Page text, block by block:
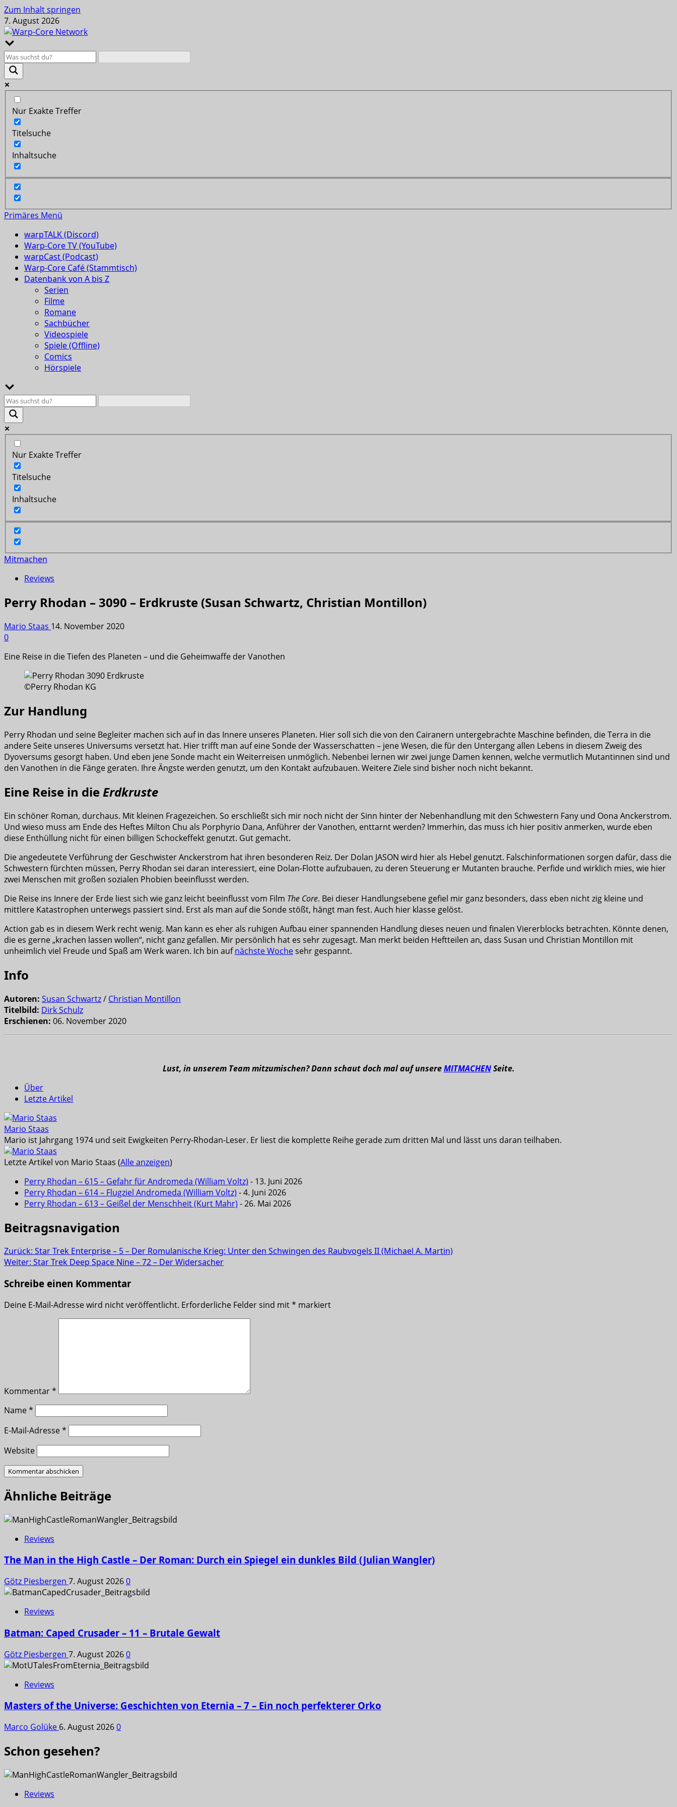
Zum Inhalt springen
7. August 2026
Nur Exakte Treffer
Titelsuche
Inhaltsuche
Primäres Menü
warpTALK (Discord)
Warp-Core TV (YouTube)
warpCast (Podcast)
Warp-Core Café (Stammtisch)
Datenbank von A bis Z
Serien
Filme
Romane
Sachbücher
Videospiele
Spiele (Offline)
Comics
Hörspiele
Nur Exakte Treffer
Titelsuche
Inhaltsuche
Mitmachen
Reviews
Perry Rhodan – 3090 – Erdkruste (Susan Schwartz, Christian Montillon)
Mario Staas 14. November 2020
0
Eine Reise in die Tiefen des Planeten – und die Geheimwaffe der Vanothen
©Perry Rhodan KG
Zur Handlung
Perry Rhodan und seine Begleiter machen sich auf in das Innere unseres Planeten. Hier soll sich die von den Cairanern untergebrachte Maschine befinden, die Terra in die
andere Seite unseres Universums versetzt hat. Hier trifft man auf eine Sonde der Wasserschatten – jene Wesen, die für den Untergang allen Lebens in diesem Zweig des
Dyoversums gesorgt haben. Und eben jene Sonde macht ein Weiterreisen unmöglich. Nebenbei lernen wir zwei junge Damen kennen, welche vermutlich Mutantinnen sind und
den Vanothen in die Fänge geraten. Ihre Ängste werden genutzt, um den Kontakt aufzubauen. Weitere Ziele sind bisher noch nicht bekannt.
Eine Reise in dieErdkruste
Ein schöner Roman, durchaus. Mit kleinen Fragezeichen. So erschließt sich mir noch nicht der Sinn hinter der Nebenhandlung mit den Schwestern Fany und Oona Anckerstrom.
Und wieso muss am Ende des Heftes Milton Chu als Porphyrio Dana, Anführer der Vanothen, enttarnt werden? Immerhin, das muss ich hier positiv anmerken, wurde eben
diese Enthüllung nicht für einen billigen Schockeffekt genutzt. Gut gemacht.
Die angedeutete Verführung der Geschwister Anckerstrom hat ihren besonderen Reiz. Der Dolan JASON wird hier als Hebel genutzt. Falschinformationen sorgen dafür, dass die
Schwestern fürchten müssen, Perry Rhodan sei daran interessiert, eine Dolan-Flotte aufzubauen, zu deren Steuerung er Mutanten brauche. Perfide und wirklich mies, wie hier
zwei Menschen mit großen sozialen Phobien beeinflusst werden.
Die Reise ins Innere der Erde liest sich wie ganz leicht beeinflusst vom Film The Core. Bei dieser Handlungsebene gefiel mir ganz besonders, dass eben nicht zig kleine und
mittlere Katastrophen unterwegs passiert sind. Erst als man auf die Sonde stößt, hängt man fest. Auch hier klasse gelöst.
Action gab es in diesem Werk recht wenig. Man kann es eher als ruhigen Aufbau einer spannenden Handlung dieses neuen und finalen Viererblocks betrachten. Könnte denen,
die es gerne „krachen lassen wollen“, nicht ganz gefallen. Mir persönlich hat es sehr zugesagt. Man merkt beiden Heftteilen an, dass Susan und Christian Montillon mit
unheimlich viel Freude und Spaß am Werk waren. Ich bin aufnächste Wochesehr gespannt.
Info
Autoren: Susan Schwartz/ Christian Montillon
Titelbild: Dirk Schulz
Erschienen: 06. November 2020
Lust, in unserem Team mitzumischen? Dann schaut doch mal auf unsereMITMACHENSeite.
Über
Letzte Artikel
Mario Staas
Mario ist Jahrgang 1974 und seit Ewigkeiten Perry-Rhodan-Leser. Er liest die komplette Reihe gerade zum dritten Mal und lässt uns daran teilhaben.
Letzte Artikel von Mario Staas (Alle anzeigen)
Perry Rhodan – 615 – Gefahr für Andromeda (William Voltz) - 13. Juni 2026
Perry Rhodan – 614 – Flugziel Andromeda (William Voltz) - 4. Juni 2026
Perry Rhodan – 613 – Geißel der Menschheit (Kurt Mahr) - 26. Mai 2026
Beitragsnavigation
Zurück: Star Trek Enterprise – 5 – Der Romulanische Krieg: Unter den Schwingen des Raubvogels II (Michael A. Martin)
Weiter: Star Trek Deep Space Nine – 72 – Der Widersacher
Schreibe einen Kommentar
Deine E-Mail-Adresse wird nicht veröffentlicht. Erforderliche Felder sind mit* markiert
Kommentar*
Name*
E-Mail-Adresse*
Website
Ähnliche Beiträge
Reviews
The Man in the High Castle – Der Roman: Durch ein Spiegel ein dunkles Bild (Julian Wangler)
Götz Piesbergen 7. August 20260
Reviews
Batman: Caped Crusader – 11 – Brutale Gewalt
Götz Piesbergen 7. August 20260
Reviews
Masters of the Universe: Geschichten von Eternia – 7 – Ein noch perfekterer Orko
Marco Golüke 6. August 20260
Schon gesehen?
Reviews